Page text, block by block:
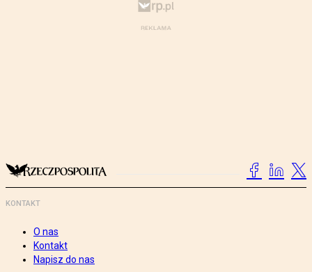
KONTAKT
O nas
Kontakt
Napisz do nas